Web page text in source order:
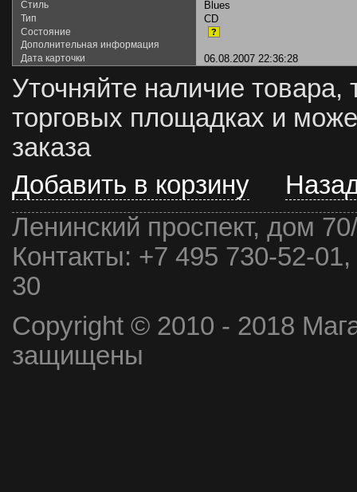
Стиль Blues
Тип CD
Состояние ?
Дополнительная информация
Дата карточки
06.08.2007 22:36:28
Уточняйте наличие товара,
торговых площадках и
заказа
Добавить в корзину
Ленинский проспект, дом
Контакты: +7 495 730-52-
30
Copyright © 2010 - 2018
защищены